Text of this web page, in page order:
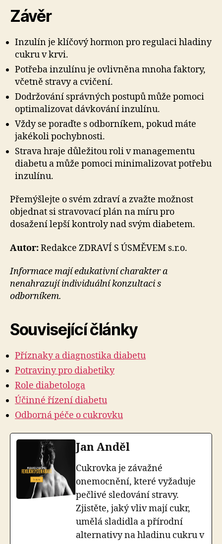
Závěr
Inzulín je klíčový hormon pro regulaci hladiny
cukru v krvi.
Potřeba inzulínu je ovlivněna mnoha faktory,
včetně stravy a cvičení.
Dodržování správných postupů může pomoci
optimalizovat dávkování inzulínu.
Vždy se poraďte s odborníkem, pokud máte
jakékoli pochybnosti.
Strava hraje důležitou roli v managementu
diabetu a může pomoci minimalizovat potřebu
inzulínu.
Přemýšlejte o svém zdraví a zvažte možnost
objednat si stravovací plán na míru pro
dosažení lepší kontroly nad svým diabetem.
Autor:Redakce ZDRAVÍ S ÚSMĚVEM s.r.o.
Informace mají edukativní charakter a
nenahrazují individuální konzultaci s
odborníkem.
Související články
Příznaky a diagnostika diabetu
Potraviny pro diabetiky
Role diabetologa
Účinné řízení diabetu
Odborná péče o cukrovku
Jan Anděl
Cukrovka je závažné
onemocnění, které vyžaduje
pečlivé sledování stravy.
Zjistěte, jaký vliv mají cukr,
umělá sladidla a přírodní
alternativy na hladinu cukru v